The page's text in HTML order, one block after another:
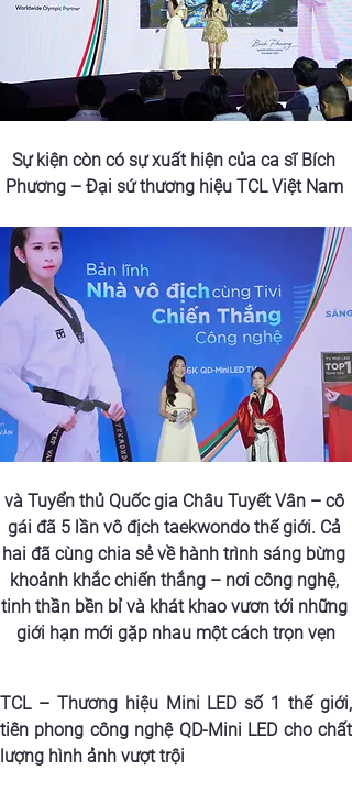
Sự kiện còn có sự xuất hiện của ca sĩ Bích
Phương – Đại sứ thương hiệu TCL Việt Nam
và Tuyển thủ Quốc gia Châu Tuyết Vân – cô
gái đã 5 lần vô địch taekwondo thế giới. Cả
hai đã cùng chia sẻ về hành trình sáng bừng
khoảnh khắc chiến thắng – nơi công nghệ,
tinh thần bền bỉ và khát khao vươn tới những
giới hạn mới gặp nhau một cách trọn vẹn
TCL – Thương hiệu Mini LED số 1 thế giới,
tiên phong công nghệ QD-Mini LED cho chất
lượng hình ảnh vượt trội